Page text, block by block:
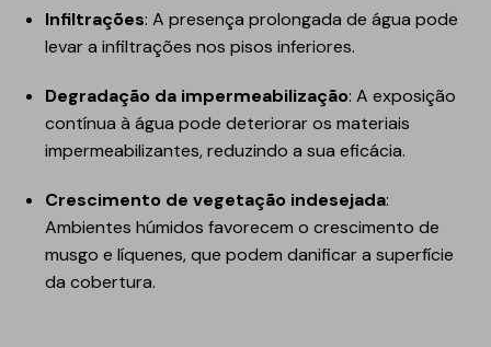
Infiltrações: A presença prolongada de água pode
levar a infiltrações nos pisos inferiores.
Degradação da impermeabilização: A exposição
contínua à água pode deteriorar os materiais
impermeabilizantes, reduzindo a sua eficácia.
Crescimento de vegetação indesejada:
Ambientes húmidos favorecem o crescimento de
musgo e líquenes, que podem danificar a superfície
da cobertura.